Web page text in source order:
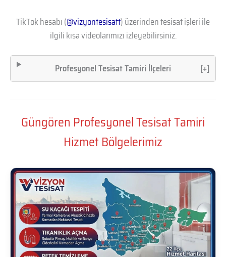
TikTok hesabı (@vizyontesisatt) üzerinden tesisat işleri ile
ilgili kısa videolarımızı izleyebilirsiniz.
Profesyonel Tesisat Tamiri İlçeleri [+]
Güngören Profesyonel Tesisat Tamiri
Hizmet Bölgelerimiz